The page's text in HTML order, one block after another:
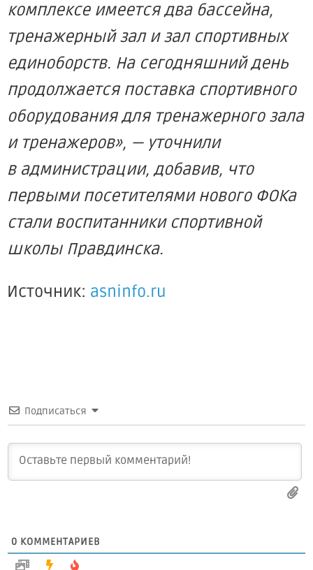
комплексе имеется два бассейна,
тренажерный зал и зал спортивных
единоборств. На сегодняшний день
продолжается поставка спортивного
оборудования для тренажерного зала
и тренажеров», — уточнили
в администрации, добавив, что
первыми посетителями нового ФОКа
стали воспитанники спортивной
школы Правдинска.
Источник: asninfo.ru
Подписаться
0 КОММЕНТАРИЕВ